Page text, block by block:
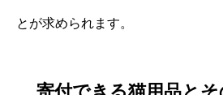
とが求められます。